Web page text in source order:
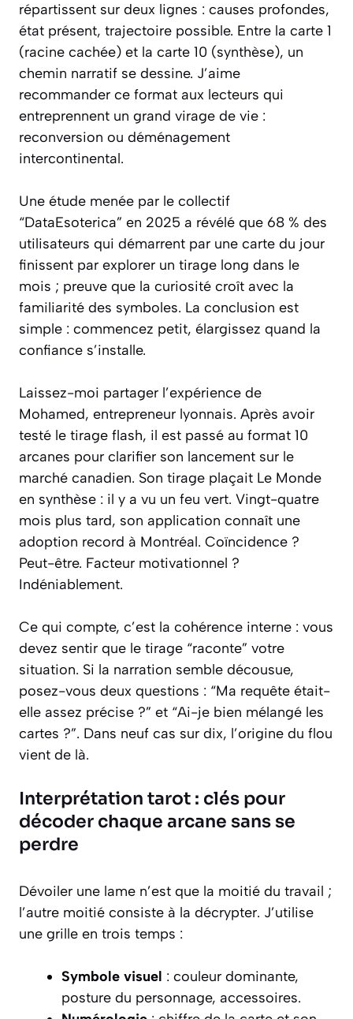
répartissent sur deux lignes : causes profondes,
état présent, trajectoire possible. Entre la carte 1
(racine cachée) et la carte 10 (synthèse), un
chemin narratif se dessine. J’aime
recommander ce format aux lecteurs qui
entreprennent un grand virage de vie :
reconversion ou déménagement
intercontinental.
Une étude menée par le collectif
“DataEsoterica” en 2025 a révélé que 68 % des
utilisateurs qui démarrent par une carte du jour
finissent par explorer un tirage long dans le
mois ; preuve que la curiosité croît avec la
familiarité des symboles. La conclusion est
simple : commencez petit, élargissez quand la
confiance s’installe.
Laissez-moi partager l’expérience de
Mohamed, entrepreneur lyonnais. Après avoir
testé le tirage flash, il est passé au format 10
arcanes pour clarifier son lancement sur le
marché canadien. Son tirage plaçait Le Monde
en synthèse : il y a vu un feu vert. Vingt-quatre
mois plus tard, son application connaît une
adoption record à Montréal. Coïncidence ?
Peut-être. Facteur motivationnel ?
Indéniablement.
Ce qui compte, c’est la cohérence interne : vous
devez sentir que le tirage “raconte” votre
situation. Si la narration semble décousue,
posez-vous deux questions : “Ma requête était-
elle assez précise ?” et “Ai-je bien mélangé les
cartes ?”. Dans neuf cas sur dix, l’origine du flou
vient de là.
Interprétation tarot : clés pour
décoder chaque arcane sans se
perdre
Dévoiler une lame n’est que la moitié du travail ;
l’autre moitié consiste à la décrypter. J’utilise
une grille en trois temps :
Symbole visuel : couleur dominante,
posture du personnage, accessoires.